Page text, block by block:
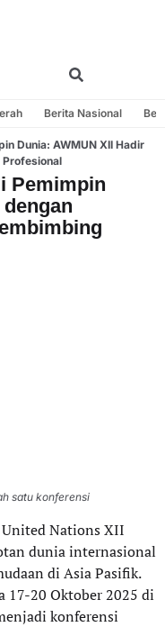
Berita Nasional
Dunia: AWMUN XII Hadir
Profesional
Pemimpin
satu konferensi
Nations XII
dunia internasional
di Asia Pasifik.
17-20 Oktober 2025 di
konferensi